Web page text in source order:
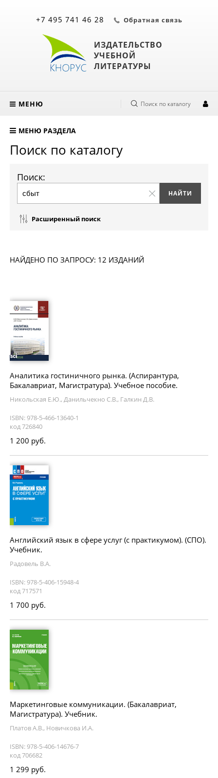
ИЗДАТЕЛЬСТВО
УЧЕБНОЙ
ЛИТЕРАТУРЫ
+7 495 741 46 28 Обратная связь
МЕНЮ Поиск по каталогу
МЕНЮ РАЗДЕЛА
Поиск по каталогу
Поиск:
Расширенный поиск
НАЙДЕНО ПО ЗАПРОСУ: 12 ИЗДАНИЙ
Аналитика гостиничного рынка. (Аспирантура,
Бакалавриат, Магистратура). Учебное пособие.
Никольская Е.Ю., Данильчекно С.В., Галкин Д.В.
ISBN: 978-5-466-13640-1
код 726840
1 200 руб.
Английский язык в сфере услуг (с практикумом). (СПО).
Учебник.
Радовель В.А.
ISBN: 978-5-406-15948-4
код 717571
1 700 руб.
Маркетинговые коммуникации. (Бакалавриат,
Магистратура). Учебник.
Платов А.В., Новичкова И.А.
ISBN: 978-5-406-14676-7
код 706682
1 299 руб.